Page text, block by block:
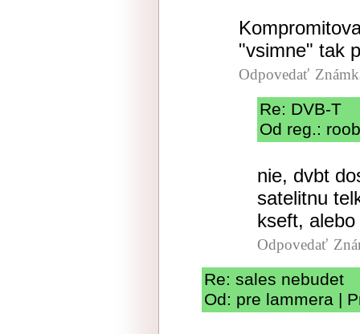
"vsimne" tak
Odpovedať
Re: DVB-T
Od reg.:
nie, dvbt
satelitnu
kseft,
Odpovedať
Re: sales nebudet
Od: pre lammera |